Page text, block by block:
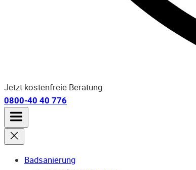
Jetzt kostenfreie Beratung
0800-40 40 776
Badsanierung